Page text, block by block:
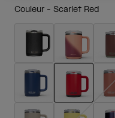
Couleur - Scarlet Red